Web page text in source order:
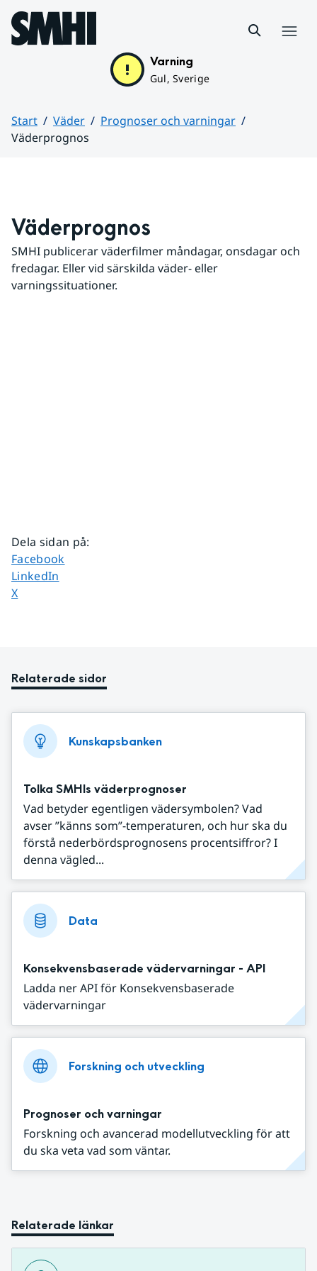
Hoppa till sidans innehåll
Varning
Gul, Sverige
Start Väder
Prognoser och varningar
Väderprognos
Väderprognos
SMHI publicerar väderfilmer måndagar, onsdagar och
fredagar. Eller vid särskilda väder- eller
varningssituationer.
Dela sidan på:
Dela sidan på
Facebook
Dela sidan på
LinkedIn
Dela sidan på
X
Relaterade sidor
Kunskapsbanken
Tolka SMHIs väderprognoser
Vad betyder egentligen vädersymbolen? Vad
avser ”känns som”-temperaturen, och hur ska du
förstå nederbördsprognosens procentsiffror? I
denna vägled...
Data
Konsekvensbaserade vädervarningar - API
Ladda ner API för Konsekvensbaserade
vädervarningar
Forskning och utveckling
Prognoser och varningar
Forskning och avancerad modellutveckling för att
du ska veta vad som väntar.
Relaterade länkar